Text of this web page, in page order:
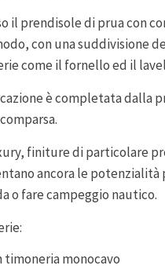
il prendisole di prua con
con una suddivisione
come il fornello ed il
è completata dalla
finiture di particolare
ancora le
o fare campeggio nautico.
timoneria monocavo